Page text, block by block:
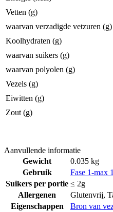
Vetten (g)
waarvan verzadigde vetzuren (g)
Koolhydraten (g)
waarvan suikers (g)
waarvan polyolen (g)
Vezels (g)
Eiwitten (g)
Zout (g)
Aanvullende informatie
Gewicht
0.035 kg
Gebruik
Fase 1-max
Suikers per portie ≤ 2g
Allergenen
Glutenvrij,
Eigenschappen
Bron van